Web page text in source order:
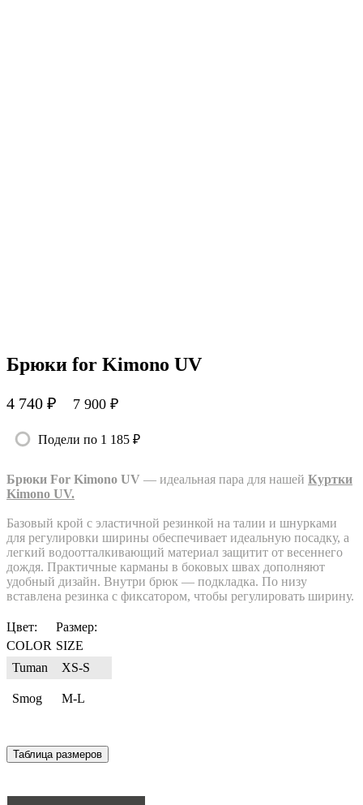
Брюки for Kimono UV
4 740 ₽ 7 900 ₽
Подели по 1 185 ₽
Брюки For Kimono UV — идеальная пара для нашей Куртки
Kimono UV.
Базовый крой с эластичной резинкой на талии и шнурками
для регулировки ширины обеспечивает идеальную посадку, а
легкий водоотталкивающий материал защитит от весеннего
дождя. Практичные карманы в боковых швах дополняют
удобный дизайн. Внутри брюк — подкладка. По низу
вставлена резинка с фиксатором, чтобы регулировать ширину.
Цвет:
COLOR
Tuman
Smog
Размер:
SIZE
XS-S
M-L
Таблица размеров